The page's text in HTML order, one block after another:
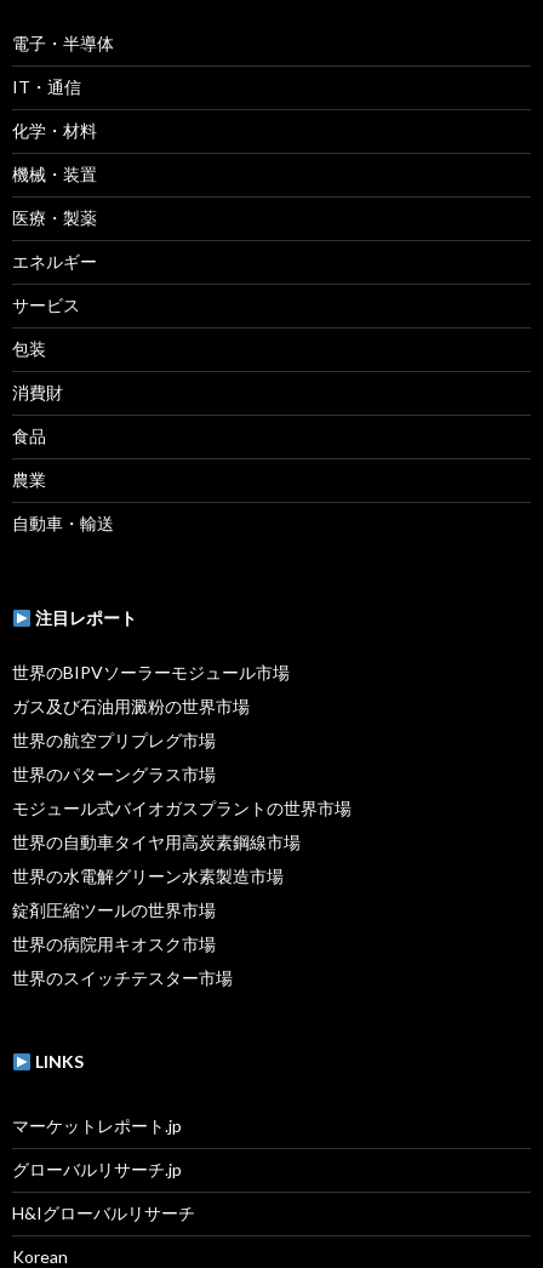
電子・半導体
IT・通信
化学・材料
機械・装置
医療・製薬
エネルギー
サービス
包装
消費財
食品
農業
自動車・輸送
注目レポート
世界のBIPVソーラーモジュール市場
ガス及び石油用澱粉の世界市場
世界の航空プリプレグ市場
世界のパターングラス市場
モジュール式バイオガスプラントの世界市場
世界の自動車タイヤ用高炭素鋼線市場
世界の水電解グリーン水素製造市場
錠剤圧縮ツールの世界市場
世界の病院用キオスク市場
世界のスイッチテスター市場
LINKS
マーケットレポート.jp
グローバルリサーチ.jp
H&Iグローバルリサーチ
Korean